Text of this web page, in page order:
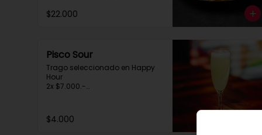
$22.000
Pisco Sour
Trago seleccionado en Happy
Hour
2x $7.000.-
$4.000